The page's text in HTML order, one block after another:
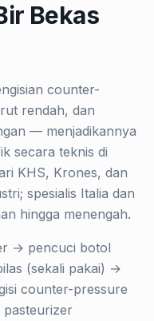
Bekas
counter-
rendah, dan
— menjadikannya
secara teknis di
KHS, Krones, dan
spesialis Italia dan
hingga menengah.
→ pencuci botol
(sekali pakai) →
counter-pressure